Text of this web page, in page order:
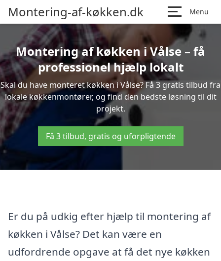
Montering-af-køkken.dk Menu
Montering af køkken i Vålse – få
professionel hjælp lokalt
Skal du have monteret køkken i Vålse? Få 3 gratis tilbud fra
lokale køkkenmontører, og find den bedste løsning til dit
projekt.
Få 3 tilbud, gratis og uforpligtende
Er du på udkig efter hjælp til montering af
køkken i Vålse? Det kan være en
udfordrende opgave at få det nye køkken